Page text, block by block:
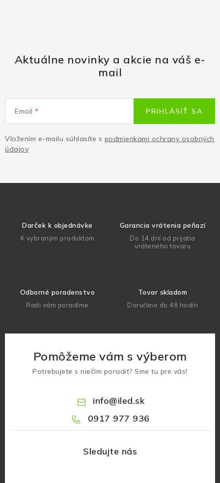
Aktuálne novinky a akcie na váš e-
mail
Email
Vložením e-mailu súhlasíte s podmienkami ochrany osobných
údajov
PRIHLÁSIŤ SA
Darček k objednávke
K vybraným produktom
Garancia vrátenia peňazí
Do 14 dní od prijatia
vráteného tovaru
Odborné poradenstvo
Radi vám poradíme
Tovar skladom
Doručíme do 48 hodín
Pomôžeme vám s výberom
Potrebujete s niečím poradiť? Sme tu pre vás!
info@iled.sk
0917 977 936